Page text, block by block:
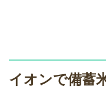
イオンで備蓄